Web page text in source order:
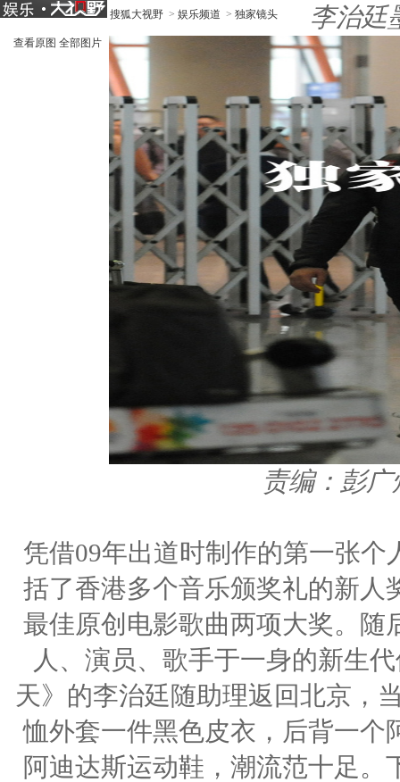
搜狐大视野 > 娱乐频道 > 独家镜头 李治廷
查看原图 全部图片
责编：彭广
凭借09年出道时制作的第一张
括了香港多个音乐颁奖礼的新人
最佳原创电影歌曲两项大奖。随
人、演员、歌手于一身的新生
天》的李治廷随助理返回北京，
恤外套一件黑色皮衣，后背一个
阿迪达斯运动鞋，潮流范十足